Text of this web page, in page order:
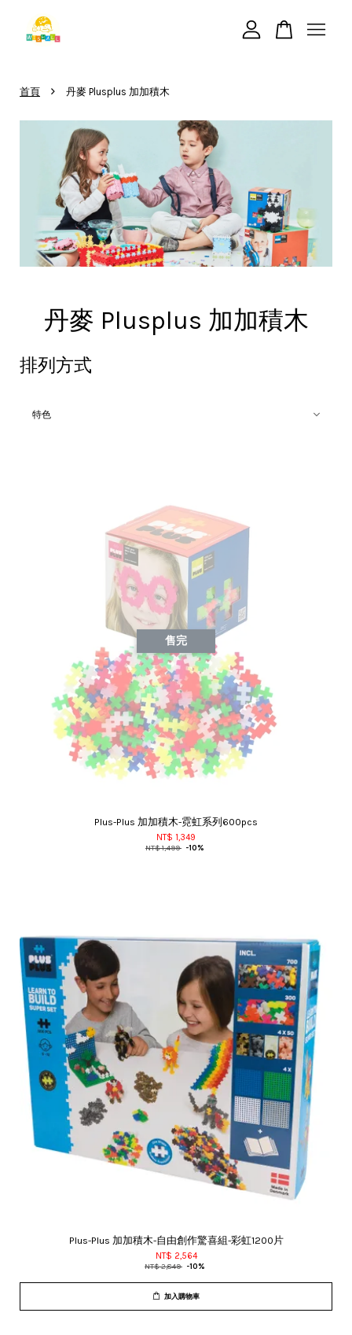
首頁 › 丹麥 Plusplus 加加積木
丹麥 Plusplus 加加積木
排列方式
售完
Plus-Plus 加加積木-霓虹系列600pcs
NT$ 1,349
NT$ 1,499 -10%
Plus-Plus 加加積木-自由創作驚喜組-彩虹1200片
NT$ 2,564
NT$ 2,849 -10%
加入購物車
您的購物車目前還是空的。
繼續購物